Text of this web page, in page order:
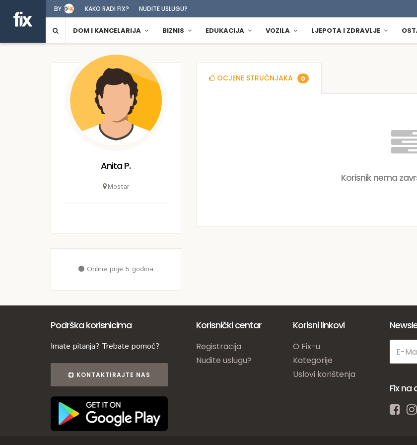
BY KAKO RADI FIX? NUDITE USLUGU?
DOM I KANCELARIJA BIZNIS EDUKACIJA VOZILA LJEPOTA I ZDRAVLJE
Anita P.
Mostar
Online prije 5 godina
OCJENE STRUČNJAKA 0
Korisnik nema
Podrška korisnicima
Imate pitanja? Trebate pomoć?
KONTAKTIRAJTE NAS
Korisnički centar
Registracija
Nudite uslugu?
Korisni linkovi
O Fix-u
Kategorije
Uslovi korištenja
Fix